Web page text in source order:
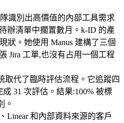
識別出高價值的內部工具需求
辦清單中擱置數月。k-ID 的產
狀。她使用 Manus 建構了三個
Jira 工單,也沒有占用一個工程
取代了臨時評估流程。它追蹤四
31 次評估。結果:100% 被標
。
Linear 和內部資料來源的客戶